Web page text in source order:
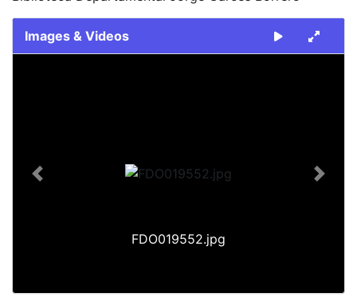
Images & Videos
FDO019552.jpg
Previous Next